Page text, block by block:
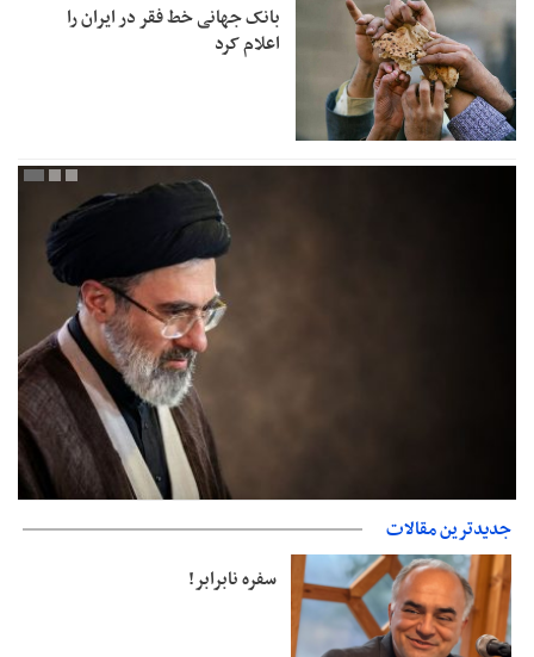
بانک جهانی خط فقر در ایران را
اعلام کرد
دفتر رهبر انقلاب: مطالب خارج از مراجع رسمی فاقد سندیت است
جدیدترین مقالات
سفره نابرابر!